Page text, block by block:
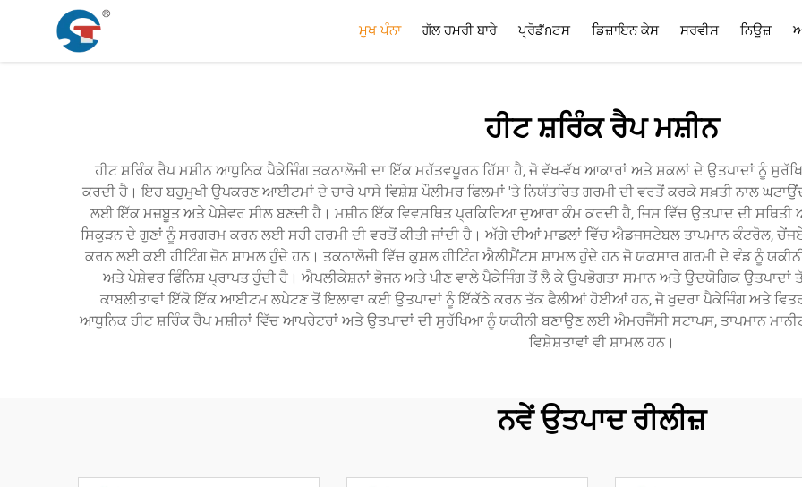
ਮੁਖ ਪੰਨਾ ਗੱਲ ਹਮਰੀ ਬਾਰੇ ਪ੍ਰੋਡักਟਸ ਡਿਜ਼ਾਇਨ ਕੇਸ ਸਰਵੀਸ ਨਿਊਜ਼
ਹੀਟ ਸ਼ਰਿੰਕ ਰੈਪ ਮਸ਼ੀਨ
ਹੀਟ ਸ਼ਰਿੰਕ ਰੈਪ ਮਸ਼ੀਨ ਆਧੁਨਿਕ ਪੈਕੇਜਿੰਗ ਤਕਨਾਲੋਜੀ ਦਾ ਇੱਕ ਮਹੱਤਵਪੂਰਨ ਹਿੱਸਾ ਹੈ, ਜੋ ਵੱਖ-ਵੱਖ ਆਕਾਰਾਂ ਅਤੇ ਸ਼ਕਲਾਂ ਦੇ ਉਤਪਾਦਾਂ ਨੂੰ
ਕਰਦੀ ਹੈ। ਇਹ ਬਹੁਮੁਖੀ ਉਪਕਰਣ ਆਈਟਮਾਂ ਦੇ ਚਾਰੇ ਪਾਸੇ ਵਿਸ਼ੇਸ਼ ਪੌਲੀਮਰ ਫਿਲਮਾਂ 'ਤੇ ਨਿਯੰਤਰਿਤ ਗਰਮੀ ਦੀ ਵਰਤੋਂ ਕਰਕੇ ਸਖ਼ਤੀ ਨਾਲ
ਲਈ ਇੱਕ ਮਜ਼ਬੂਤ ਅਤੇ ਪੇਸ਼ੇਵਰ ਸੀਲ ਬਣਦੀ ਹੈ। ਮਸ਼ੀਨ ਇੱਕ ਵਿਵਸਥਿਤ ਪ੍ਰਕਿਰਿਆ ਦੁਆਰਾ ਕੰਮ ਕਰਦੀ ਹੈ, ਜਿਸ ਵਿੱਚ ਉਤਪਾਦ ਦੀ
ਸਿਕੁੜਨ ਦੇ ਗੁਣਾਂ ਨੂੰ ਸਰਗਰਮ ਕਰਨ ਲਈ ਸਹੀ ਗਰਮੀ ਦੀ ਵਰਤੋਂ ਕੀਤੀ ਜਾਂਦੀ ਹੈ। ਅੱਗੇ ਦੀਆਂ ਮਾਡਲਾਂ ਵਿੱਚ ਐਡਜਸਟੇਬਲ ਤਾਪਮਾਨ ਕੰਟਰੋਲ,
ਕਰਨ ਲਈ ਕਈ ਹੀਟਿੰਗ ਜ਼ੋਨ ਸ਼ਾਮਲ ਹੁੰਦੇ ਹਨ। ਤਕਨਾਲੋਜੀ ਵਿੱਚ ਕੁਸ਼ਲ ਹੀਟਿੰਗ ਐਲੀਮੈਂਟਸ ਸ਼ਾਮਲ ਹੁੰਦੇ ਹਨ ਜੋ ਯਕਸਾਰ ਗਰਮੀ ਦੇ ਵੰਡ ਨੂੰ
ਅਤੇ ਪੇਸ਼ੇਵਰ ਫਿੰਨਿਸ਼ ਪ੍ਰਾਪਤ ਹੁੰਦੀ ਹੈ। ਐਪਲੀਕੇਸ਼ਨਾਂ ਭੋਜਨ ਅਤੇ ਪੀਣ ਵਾਲੇ ਪੈਕੇਜਿੰਗ ਤੋਂ ਲੈ ਕੇ ਉਪਭੋਗਤਾ ਸਮਾਨ ਅਤੇ ਉਦਯੋਗਿਕ
ਕਾਬਲੀਤਾਵਾਂ ਇੱਕੋ ਇੱਕ ਆਈਟਮ ਲਪੇਟਣ ਤੋਂ ਇਲਾਵਾ ਕਈ ਉਤਪਾਦਾਂ ਨੂੰ ਇੱਕੱਠੇ ਕਰਨ ਤੱਕ ਫੈਲੀਆਂ ਹੋਈਆਂ ਹਨ, ਜੋ ਖੁਦਰਾ ਪੈਕੇਜਿੰਗ ਅਤੇ
ਆਧੁਨਿਕ ਹੀਟ ਸ਼ਰਿੰਕ ਰੈਪ ਮਸ਼ੀਨਾਂ ਵਿੱਚ ਆਪਰੇਟਰਾਂ ਅਤੇ ਉਤਪਾਦਾਂ ਦੀ ਸੁਰੱਖਿਆ ਨੂੰ ਯਕੀਨੀ ਬਣਾਉਣ ਲਈ ਐਮਰਜੈਂਸੀ ਸਟਾਪਸ, ਤਾਪਮਾਨ
ਵਿਸ਼ੇਸ਼ਤਾਵਾਂ ਵੀ ਸ਼ਾਮਲ ਹਨ।
ਨਵੇਂ ਉਤਪਾਦ ਰੀਲੀਜ਼